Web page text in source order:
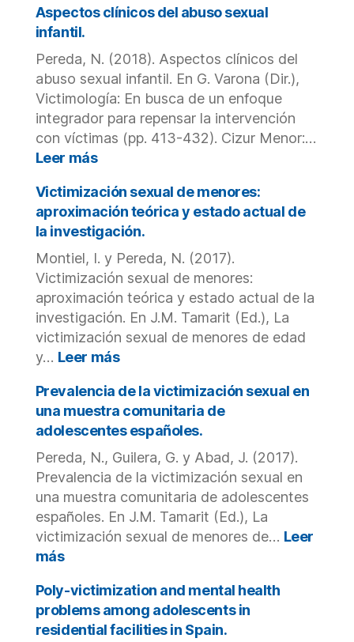
terapéutica.
Especial
referencia
a
las
víctimas
de
abuso
sexual
victimization
methodological
approaches
using
the
juvenile
victimization
we
identifying
the
same
victims?
Aspectos clínicos del abuso sexual
infantil.
Pereda, N. (2018). Aspectos clínicos del
abuso sexual infantil. En G. Varona (Dir.),
Victimología: En busca de un enfoque
integrador para repensar la intervención
con víctimas (pp. 413-432). Cizur Menor:…
Leer más:
clínicos
del
abuso
sexual
infantil.
Victimización sexual de menores:
aproximación teórica y estado actual de
la investigación.
Montiel, I. y Pereda, N. (2017).
Victimización sexual de menores:
aproximación teórica y estado actual de la
investigación. En J.M. Tamarit (Ed.), La
victimización sexual de menores de edad
y… Leer más:
sexual
de
menores:
aproximación
teórica
y
estado
actual
la
Prevalencia de la victimización sexual en
una muestra comunitaria de
adolescentes españoles.
Pereda, N., Guilera, G. y Abad, J. (2017).
Prevalencia de la victimización sexual en
una muestra comunitaria de adolescentes
españoles. En J.M. Tamarit (Ed.), La
victimización sexual de menores de… Leer
más:
de
la
victimización
Poly-victimization and mental health
problems among adolescents in
residential facilities in Spain.